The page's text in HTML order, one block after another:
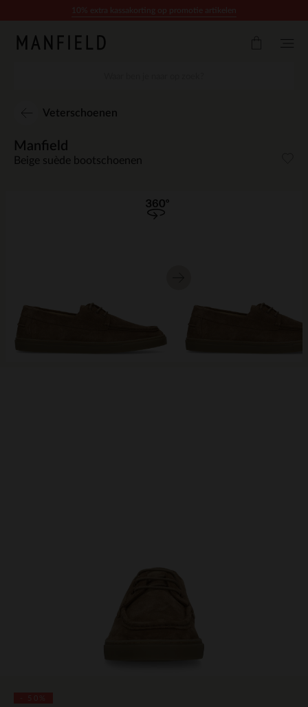
Veterschoenen
Manfield
Beige suède bootschoenen